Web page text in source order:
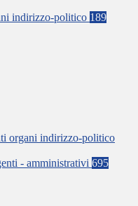
indirizzo-politico 189
organi indirizzo-politico
- amministrativi 695